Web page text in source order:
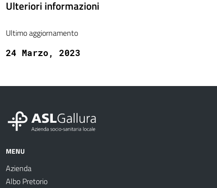
Ulteriori informazioni
Ultimo aggiornamento
24 Marzo, 2023
MENU
Azienda
Albo Pretorio